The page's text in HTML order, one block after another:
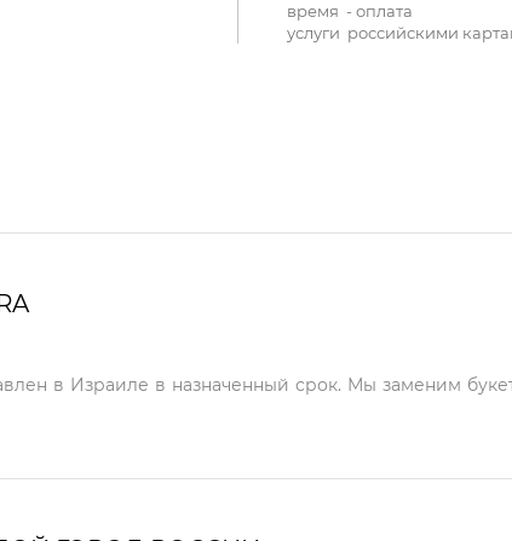
время - оплата
услуги российскими
в Израиле в назначенный срок. Мы заменим